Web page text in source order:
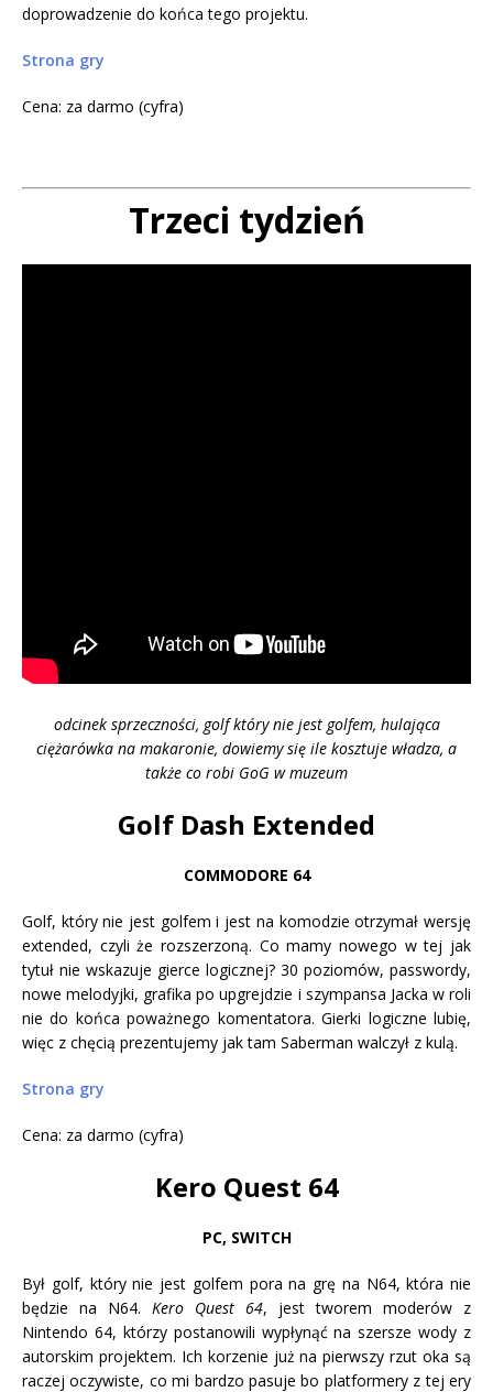
doprowadzenie do końca tego projektu.
Strona gry
Cena: za darmo (cyfra)
Trzeci tydzień
odcinek sprzeczności, golf który nie jest golfem, hulająca
ciężarówka na makaronie, dowiemy się ile kosztuje władza, a
także co robi GoG w muzeum
Golf Dash Extended
COMMODORE 64
Golf, który nie jest golfem i jest na komodzie otrzymał wersję
extended, czyli że rozszerzoną. Co mamy nowego w tej jak
tytuł nie wskazuje gierce logicznej? 30 poziomów, passwordy,
nowe melodyjki, grafika po upgrejdzie i szympansa Jacka w roli
nie do końca poważnego komentatora. Gierki logiczne lubię,
więc z chęcią prezentujemy jak tam Saberman walczył z kulą.
Strona gry
Cena: za darmo (cyfra)
Kero Quest 64
PC, SWITCH
Był golf, który nie jest golfem pora na grę na N64, która nie
będzie na N64. Kero Quest 64, jest tworem moderów z
Nintendo 64, którzy postanowili wypłynąć na szersze wody z
autorskim projektem. Ich korzenie już na pierwszy rzut oka są
raczej oczywiste, co mi bardzo pasuje bo platformery z tej ery